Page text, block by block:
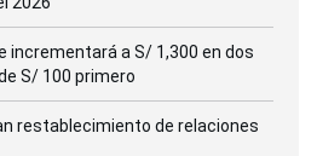
incrementará a S/ 1,300 en dos
S/ 100 primero
restablecimiento de relaciones